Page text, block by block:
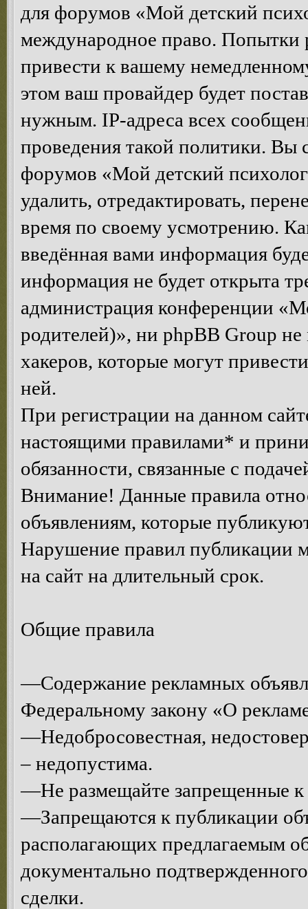
для форумов «Мой детский
международное право. Попытки
привести к вашему
этом ваш провайдер будет
нужным. IP-адреса всех
проведения такой политики. Вы
форумов «Мой детский
удалить, отредактировать,
время по своему усмотрению.
введённая вами информация
информация не будет открыта
администрация конференции
родителей)», ни phpBB Group не
хакеров, которые могут
ней.
При регистрации на данном
настоящими правилами* и
обязанности, связанные с
Внимание! Данные правила
объявлениям, которые
Нарушение правил публикации
на сайт на длительный срок.
Общие правила
—Содержание рекламных
Федеральному закону «О
—Недобросовестная,
– недопустима.
—Не размещайте запрещенные к
—Запрещаются к публикации
располагающих предлагаемым
документально
сделки.